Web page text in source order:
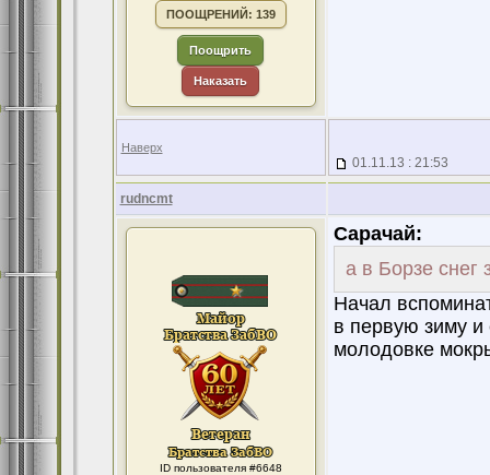
ПООЩРЕНИЙ: 139
Поощрить
Наказать
Наверх
01.11.13 : 21:53
rudncmt
ID пользователя #6648
Сарачай:
а в Борзе снег
Начал
в первую зиму
молодовке